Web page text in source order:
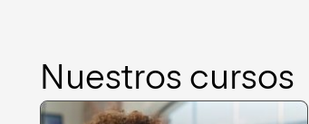
Nuestros cursos